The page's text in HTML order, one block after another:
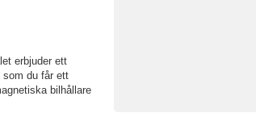
erbjuder ett
som du får ett
bilhållare